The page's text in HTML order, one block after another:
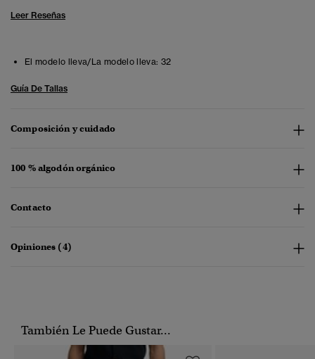
Leer Reseñas
El modelo lleva/La modelo lleva: 32
Guía De Tallas
Composición y cuidado
100 % algodón orgánico
Contacto
Opiniones (4)
También Le Puede Gustar...